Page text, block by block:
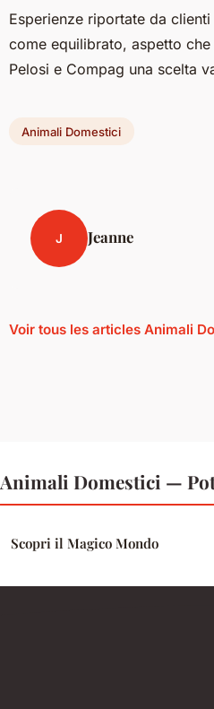
Esperienze riportate da
come equilibrato, aspetto
Pelosi e Compag una scelta
Animali Domestici
J Jeanne
Voir tous les articles Animali
Animali Domestici —
Scopri il Magico Mondo